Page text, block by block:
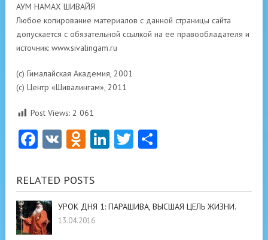
АУМ НАМАХ ШИВАЙЯ
Любое копирование материалов с данной страницы сайта
допускается с обязательной ссылкой на ее правообладателя и
источник: www.sivalingam.ru
(с) Гималайская Академия, 2001
(с) Центр «Шивалингам», 2011
Post Views: 2 061
Facebook
VK Odnoklassniki
LinkedIn
Twitter
RELATED POSTS
УРОК ДНЯ 1: ПАРАШИВА, ВЫСШАЯ ЦЕЛЬ ЖИЗНИ.
13.04.2016